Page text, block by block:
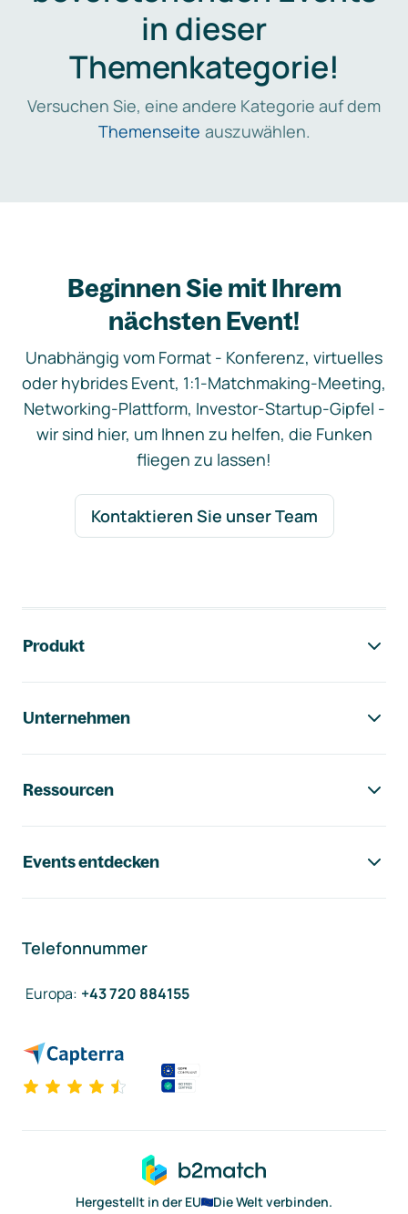
in dieser
Themenkategorie!
Versuchen Sie, eine andere Kategorie auf dem
Themenseite auszuwählen.
Beginnen Sie mit Ihrem
nächsten Event!
Unabhängig vom Format - Konferenz, virtuelles
oder hybrides Event, 1:1-Matchmaking-Meeting,
Networking-Plattform, Investor-Startup-Gipfel -
wir sind hier, um Ihnen zu helfen, die Funken
fliegen zu lassen!
Kontaktieren Sie unser Team
Produkt
Unternehmen
Ressourcen
Events entdecken
Telefonnummer
Europa: +43 720 884155
Hergestellt in der EU
Die Welt verbinden.